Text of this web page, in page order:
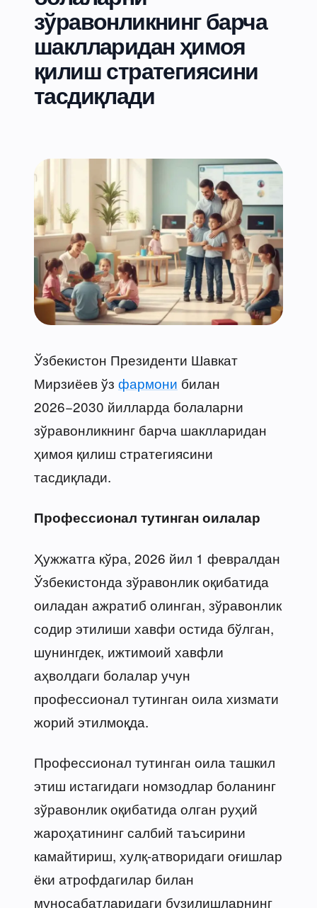
зўравонликнинг барча
шаклларидан ҳимоя
қилиш стратегиясини
тасдиқлади
Ўзбекистон Президенти Шавкат
Мирзиёев ўз фармони билан
2026−2030 йилларда болаларни
зўравонликнинг барча шаклларидан
ҳимоя қилиш стратегиясини
тасдиқлади.
Профессионал тутинган оилалар
Ҳужжатга кўра, 2026 йил 1 февралдан
Ўзбекистонда зўравонлик оқибатида
оиладан ажратиб олинган, зўравонлик
содир этилиши хавфи остида бўлган,
шунингдек, ижтимоий хавфли
аҳволдаги болалар учун
профессионал тутинган оила хизмати
жорий этилмоқда.
Профессионал тутинган оила ташкил
этиш истагидаги номзодлар боланинг
зўравонлик оқибатида олган руҳий
жароҳатининг салбий таъсирини
камайтириш, хулқ-атворидаги оғишлар
ёки атрофдагилар билан
муносабатларидаги бузилишларнинг